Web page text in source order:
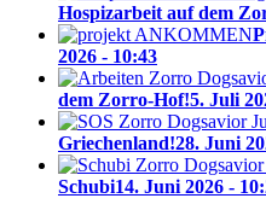
Hospizarbeit auf dem
2026 - 10:43
dem Zorro-Hof!5. Juli
Griechenland!28. Juni
Schubi14. Juni 2026 -